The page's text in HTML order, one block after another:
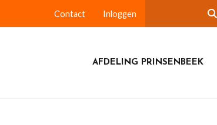
Contact Inloggen
AFDELING PRINSENBEEK